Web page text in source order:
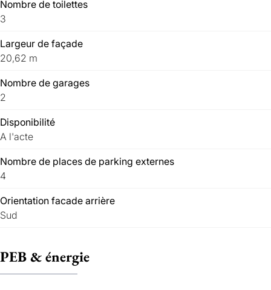
Nombre de toilettes
3
Largeur de façade
20,62 m
Nombre de garages
2
Disponibilité
A l'acte
Nombre de places de parking externes
4
Orientation facade arrière
Sud
PEB & énergie